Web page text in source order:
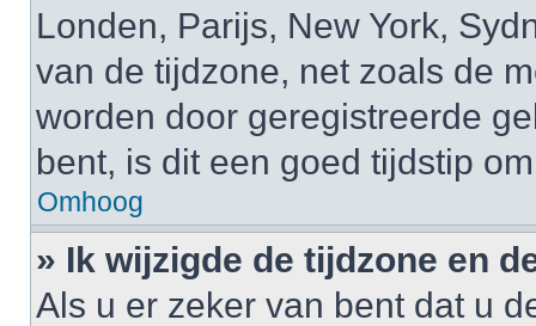
Londen, Parijs, New York,
van de tijdzone, net zoals de
worden door geregistreerde
bent, is dit een goed tijdstip
Omhoog
» Ik wijzigde de tijdzone en
Als u er zeker van bent dat u